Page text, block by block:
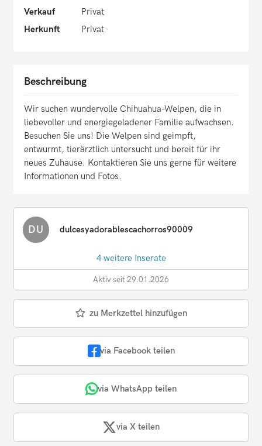
Verkauf
Privat
Herkunft
Privat
Beschreibung
Wir suchen wundervolle Chihuahua-Welpen, die in
liebevoller und energiegeladener Familie aufwachsen.
Besuchen Sie uns! Die Welpen sind geimpft,
entwurmt, tierärztlich untersucht und bereit für ihr
neues Zuhause. Kontaktieren Sie uns gerne für weitere
Informationen und Fotos.
DU dulcesyadorablescachorros90009
4 weitere Inserate
Aktiv seit 29.01.2026
zu Merkzettel hinzufügen
via Facebook teilen
via WhatsApp teilen
via X teilen